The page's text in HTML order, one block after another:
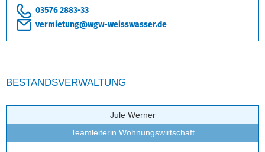
03576 2883-33
vermietung@wgw-weisswasser.de
BESTANDSVERWALTUNG
Jule Werner
Teamleiterin Wohnungswirtschaft